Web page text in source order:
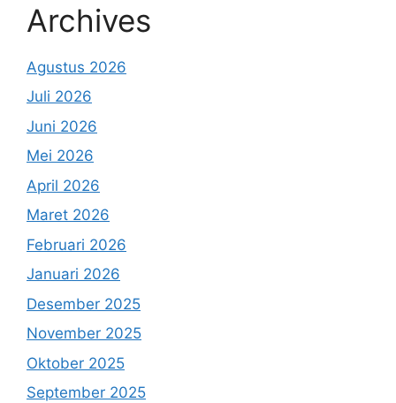
Archives
Agustus 2026
Juli 2026
Juni 2026
Mei 2026
April 2026
Maret 2026
Februari 2026
Januari 2026
Desember 2025
November 2025
Oktober 2025
September 2025